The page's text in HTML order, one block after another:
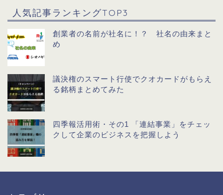
人気記事ランキングTOP3
創業者の名前が社名に！？ 社名の由来まと
め
議決権のスマート行使でクオカードがもらえ
る銘柄まとめてみた
四季報活用術・その1 「連結事業」をチェッ
クして企業のビジネスを把握しよう